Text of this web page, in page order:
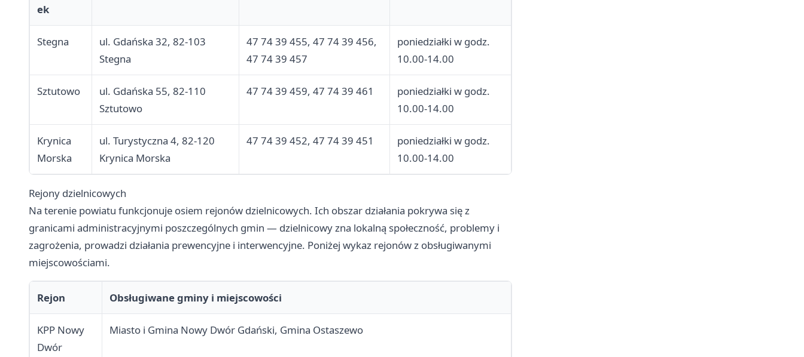
ek
Stegna
ul. Gdańska 32, 82-103
Stegna
47 74 39 455, 47 74 39 456,
47 74 39 457
poniedziałki w godz.
10.00-14.00
Sztutowo
ul. Gdańska 55, 82-110
Sztutowo
47 74 39 459, 47 74 39 461
poniedziałki w godz.
10.00-14.00
Krynica
Morska
ul. Turystyczna 4, 82-120
Krynica Morska
47 74 39 452, 47 74 39 451
poniedziałki w godz.
10.00-14.00
Rejony dzielnicowych
Na terenie powiatu funkcjonuje osiem rejonów dzielnicowych. Ich obszar działania pokrywa się z
granicami administracyjnymi poszczególnych gmin — dzielnicowy zna lokalną społeczność, problemy i
zagrożenia, prowadzi działania prewencyjne i interwencyjne. Poniżej wykaz rejonów z obsługiwanymi
miejscowościami.
Rejon Obsługiwane gminy i miejscowości
KPP Nowy
Dwór
Miasto i Gmina Nowy Dwór Gdański, Gmina Ostaszewo